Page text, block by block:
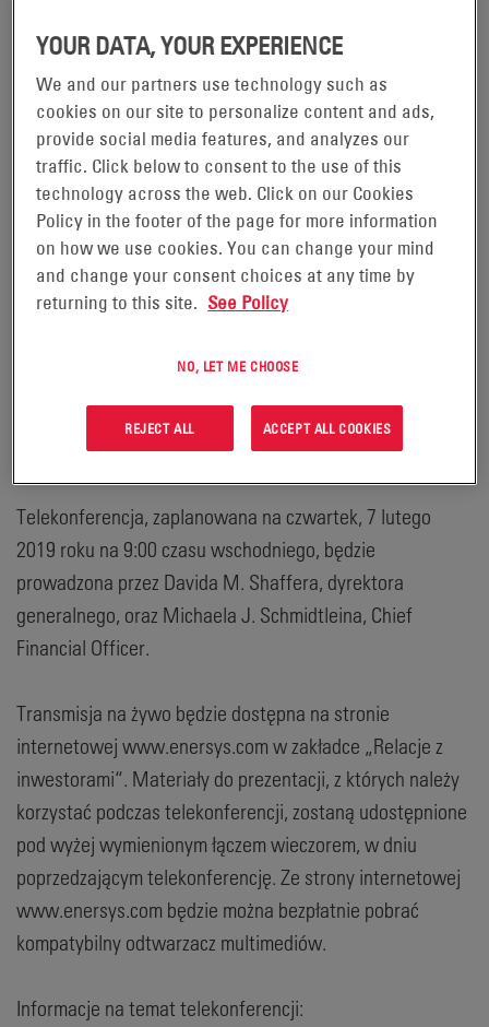
KWARTAŁ ROKU OBROTOWEGO
2019
Reading, PA, 16 stycznia 2019 r.
(Globe Newswire) –
EnerSys (NYSE:ENS), światowy lider w dziedzinie
rozwiązań magazynowania energii do zastosowań
przemysłowych, zorganizuje telekonferencję w celu
tym okresie. Telekonferencja zakończy się sesją pytań i
odpowiedzi.
Telekonferencja, zaplanowana na czwartek, 7 lutego
2019 roku na 9:00 czasu wschodniego, będzie
prowadzona przez Davida M. Shaffera, dyrektora
generalnego, oraz Michaela J. Schmidtleina, Chief
Financial Officer.
Transmisja na żywo będzie dostępna na stronie
internetowej www.enersys.com w zakładce „Relacje z
inwestorami“. Materiały do prezentacji, z których należy
korzystać podczas telekonferencji, zostaną udostępnione
pod wyżej wymienionym łączem wieczorem, w dniu
poprzedzającym telekonferencję. Ze strony internetowej
www.enersys.com będzie można bezpłatnie pobrać
kompatybilny odtwarzacz multimediów.
Informacje na temat telekonferencji:
YOUR DATA, YOUR EXPERIENCE
We and our partners use technology such as
cookies on our site to personalize content and ads,
provide social media features, and analyzes our
traffic. Click below to consent to the use of this
technology across the web. Click on our Cookies
Policy in the footer of the page for more information
on how we use cookies. You can change your mind
and change your consent choices at any time by
returning to this site. See Policy
NO, LET ME CHOOSE
REJECT ALL ACCEPT ALL COOKIES